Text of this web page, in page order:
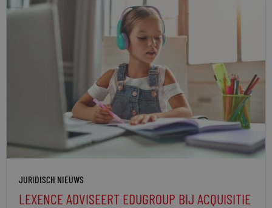
JURIDISCH NIEUWS
LEXENCE ADVISEERT EDUGROUP BIJ ACQUISITIE